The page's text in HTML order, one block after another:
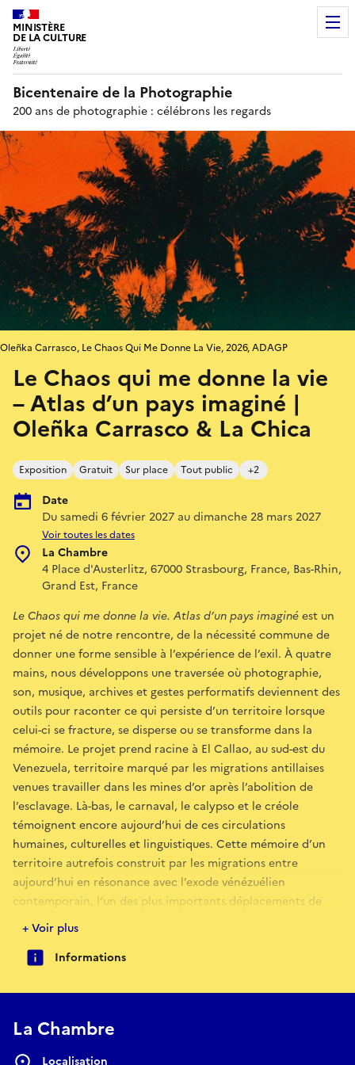
MINISTÈRE
DE LA CULTURE
Bicentenaire de la Photographie
200 ans de photographie : célébrons les regards
Le Chaos qui me donne la vie
– Atlas d’un pays imaginé |
Oleñka Carrasco & La Chica
Exposition Gratuit Sur place Tout public +2
Date
Du samedi 6 février 2027 au dimanche 28 mars 2027
Voir toutes les dates
La Chambre
4 Place d'Austerlitz, 67000 Strasbourg, France, Bas-Rhin,
Grand Est, France
Oleñka Carrasco, Le Chaos Qui Me Donne La Vie, 2026, ADAGP
Le Chaos qui me donne la vie. Atlas d’un pays imaginéest un
projet né de notre rencontre, de la nécessité commune de
donner une forme sensible à l’expérience de l’exil. À quatre
mains, nous développons une traversée où photographie,
son, musique, archives et gestes performatifs deviennent des
outils pour raconter ce qui persiste d’un territoire lorsque
celui-ci se fracture, se disperse ou se transforme dans la
mémoire. Le projet prend racine à El Callao, au sud-est du
Venezuela, territoire marqué par les migrations antillaises
venues travailler dans les mines d’or après l’abolition de
l’esclavage. Là-bas, le carnaval, le calypso et le créole
témoignent encore aujourd’hui de ces circulations
humaines, culturelles et linguistiques. Cette mémoire d’un
territoire autrefois construit par les migrations entre
aujourd’hui en résonance avec l’exode vénézuélien
contemporain, l’un des plus importants déplacements de
population au monde.
À partir de cette histoire, nous avons entrepris un voyage à
travers plusieurs territoires de la Caraïbe et l’Amazonie –
auxquels s’ajoute un quatrième territoire, invisible et
constitue un espace de recherche, de reconnexion et de
projection. Nous y avons cherché des traces capables de
+ Voir plus
Informations
La Chambre
Localisation